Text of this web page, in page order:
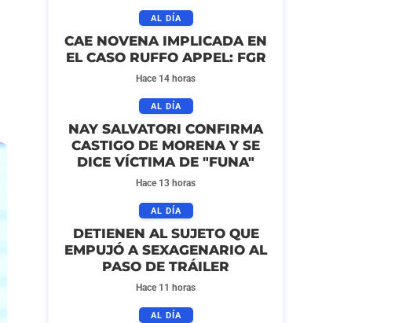
AL DÍA
CAE NOVENA IMPLICADA EN
EL CASO RUFFO APPEL: FGR
Hace 14 horas
AL DÍA
NAY SALVATORI CONFIRMA
CASTIGO DE MORENA Y SE
DICE VÍCTIMA DE "FUNA"
Hace 13 horas
AL DÍA
DETIENEN AL SUJETO QUE
EMPUJÓ A SEXAGENARIO AL
PASO DE TRÁILER
Hace 11 horas
AL DÍA